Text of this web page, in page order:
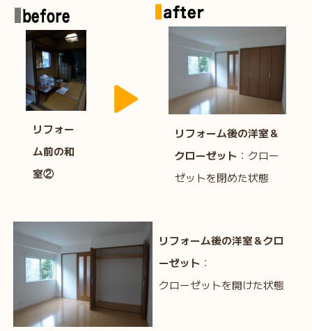
リフォー
ム前の和
室②
リフォーム後の洋室＆
クローゼット ：クロー
ゼットを閉めた状態
リフォーム後の洋室＆クロ
ーゼット ：
クローゼットを開けた状態